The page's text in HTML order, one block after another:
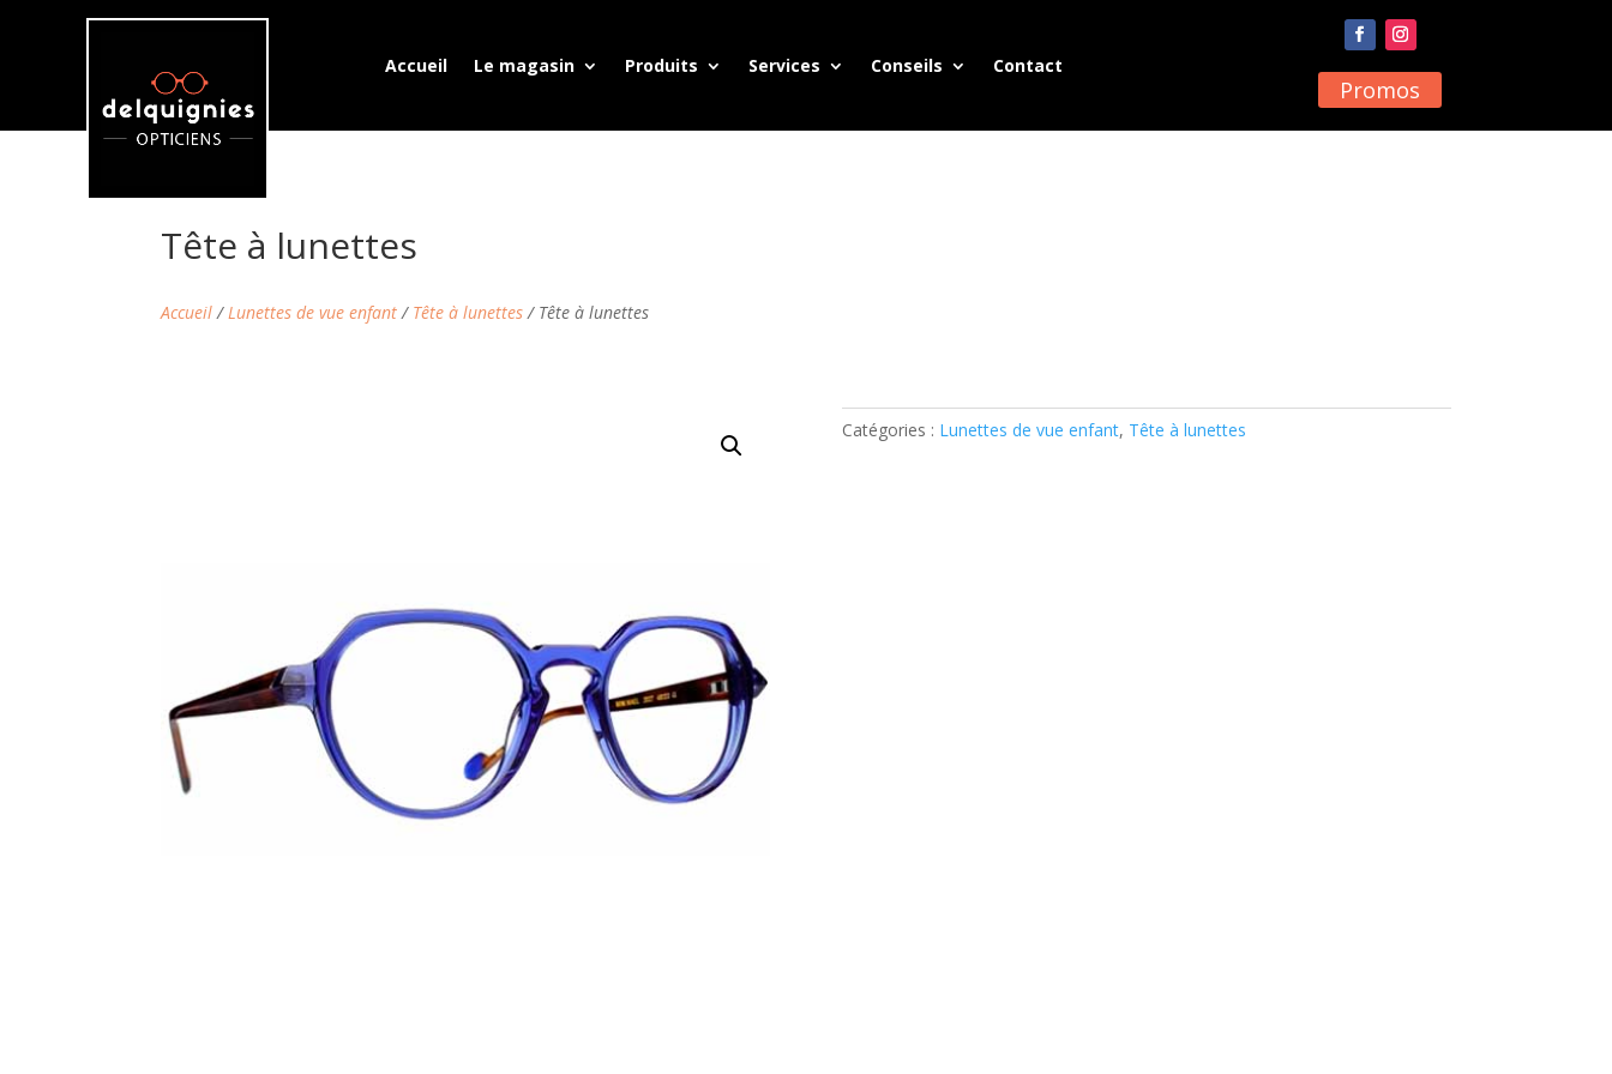
Accueil Le magasin Produits Services Conseils Contact
Promos
Tête à lunettes
Accueil/Lunettes de vue enfant/ Tête à lunettes/ Tête à lunettes
Catégories : Lunettes de vue enfant, Tête à lunettes